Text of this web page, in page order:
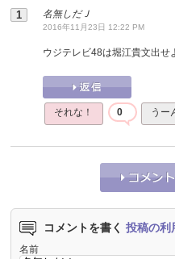
名無しだＪ
2016年11月23日 12:22 PM
ウジテレビ48は堀江貴文出せ
それな！ 0 うー
コメントを書く 投稿の利
名前